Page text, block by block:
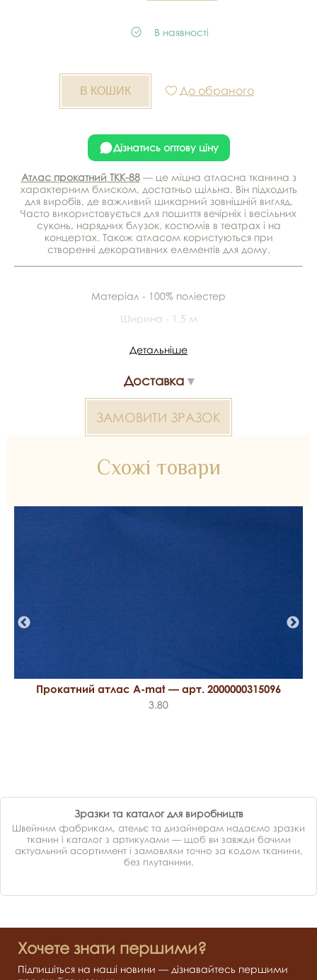
В наявності
До обраного
Дізнатись оптову ціну
Атлас прокатний TKK-88— це міцна атласна тканина з
характерним блиском, достатньо щільна. Він підходить
для виробів, де важливий шикарний зовнішній вигляд.
Часто використовується для пошиття вечірніх і весільних
суконь, нарядних блузок, костюмів в театрах і на
концертах. Також атласом користуються при
створенні декоративних елементів для дому.
Матеріал - 100% поліестер
Ширина - 1,5 м
Прокатний атлас 2000000382029 — матеріал для
Детальніше
Доставка
ЗАМОВИТИ ЗРАЗОК
Схожі товари
Прокатний атлас A-mat — арт. 2000000315096
3.80
Зразки та каталог для виробництв
Швейним фабрикам, ательє та дизайнерам надаємо зразки
тканин і каталог з артикулами — щоб ви завжди бачили
актуальний асортимент і замовляли точно за кодом тканини,
без плутанини.
Хочете знати першими?
Підпишіться на наші новини — дізнавайтесь першими